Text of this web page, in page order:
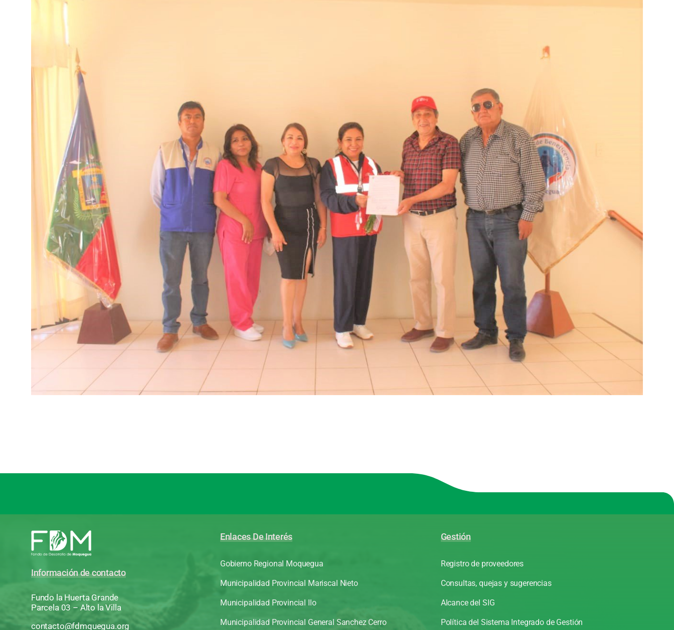
Información de contacto
Fundo la Huerta Grande
Parcela 03 – Alto la Villa
contacto@fdmquegua.org
Enlaces De Interés
Gobierno Regional Moquegua
Municipalidad Provincial Mariscal Nieto
Municipalidad Provincial Ilo
Municipalidad Provincial General Sanchez Cerro
Gestión
Registro de proveedores
Consultas, quejas y sugerencias
Alcance del SIG
Política del Sistema Integrado de Gestión